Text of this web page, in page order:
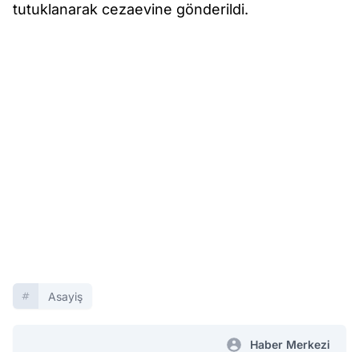
tutuklanarak cezaevine gönderildi.
Asayiş
Haber Merkezi